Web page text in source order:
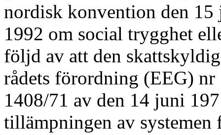
nordisk konvention den 15
1992 om social trygghet
följd av att den
rådets förordning (EEG) nr
1408/71 av den 14 juni
tillämpningen av systemen